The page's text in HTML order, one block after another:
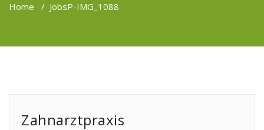
Home / JobsP-IMG_1088
Zahnarztpraxis